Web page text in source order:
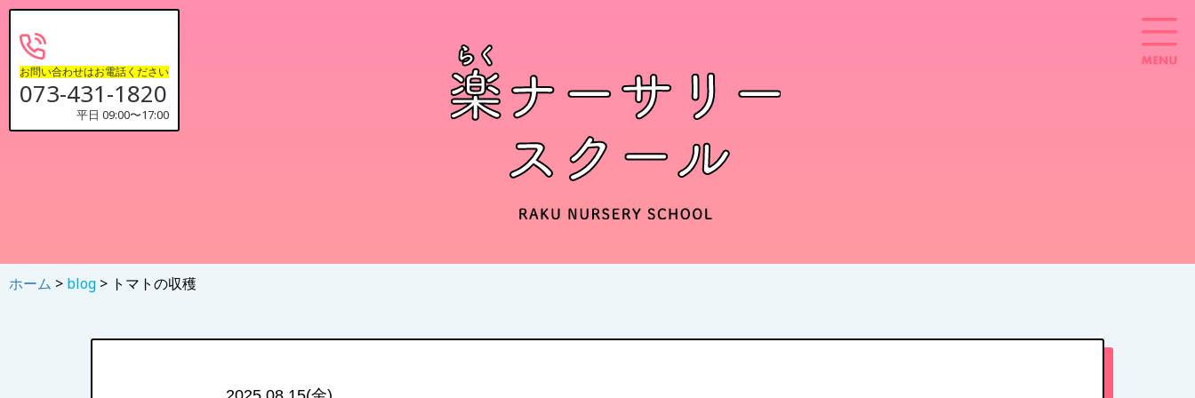
お問い合わせはお電話ください
073-431-1820
平日 09:00〜17:00
ホーム > blog > トマトの収穫